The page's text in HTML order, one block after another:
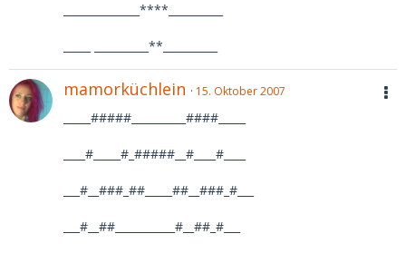
______________****__________
_____ __________**__________
mamorküchlein 15. Oktober 2007
_____#####__________####_____
____#_____#_#####__#____#____
___#__###_##_____##__###_#___
___#__##___________#__##_#___